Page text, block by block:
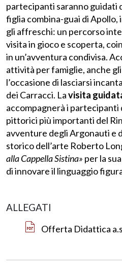
partecipanti saranno guidati
figlia combina-guai di Apollo,
gli affreschi: un percorso
visita in gioco e scoperta,
in un’avventura condivisa.
attività per famiglie, anche gli
l’occasione di lasciarsi
dei Carracci. Lavisita
accompagnerà i partecipanti
pittorici più importanti del
avventure degli Argonauti e
storico dell’arte Roberto
alla Cappella Sistina» per la
di innovare il linguaggio
ALLEGATI
Offerta Didattica